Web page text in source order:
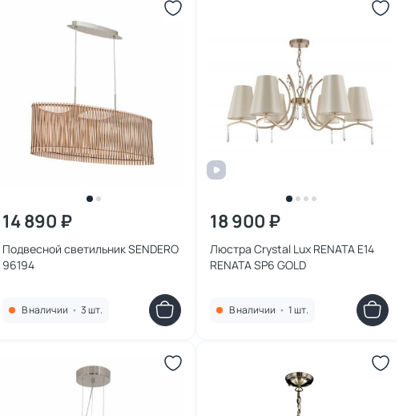
14 890 ₽
Подвесной светильник SENDERO
96194
В наличии • 3 шт.
18 900 ₽
Люстра Crystal Lux RENATA E14
RENATA SP6 GOLD
В наличии • 1 шт.